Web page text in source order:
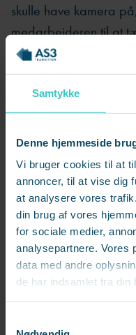
Samtykke
Denne hjemmeside
Vi bruger cookies til at
annoncer, til at vise dig
at analysere vores
din brug af vores
for sociale medier,
analysepartnere. Vores
data med andre
de har indsamlet fra din
skulle have kamera
medarbejderen til at
at medarbejderne
lederens kropssprog
Som en hjælp til
hver enkelt
tråd i den forklaring,
de forestående
udarbejdet i tre
version til dem, der
samt dem, hvis
Skab et roligt